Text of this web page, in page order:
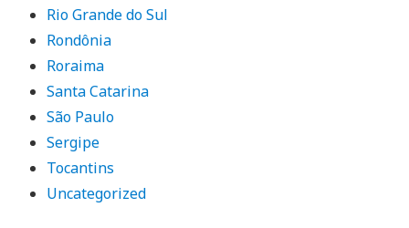
Rio Grande do Sul
Rondônia
Roraima
Santa Catarina
São Paulo
Sergipe
Tocantins
Uncategorized